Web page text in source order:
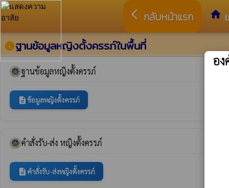
arrow_back_ios กลับหน้าแรก home
infoฐานข้อมูลหญิงตั้งครรภ์ในพื้นที่
ฐานข้อมูลหญิงตั้งครรภ์
descriptionข้อมูลหญิงตั้งครรภ์
คำสั่งรับ-ส่ง หญิงตั้งครรภ์
description คำสั่งรับ-ส่งหญิงตั้งครรภ์
อ